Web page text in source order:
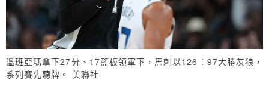
溫班亞瑪拿下27分、17籃板領軍下，馬刺以126：97大勝灰狼，
系列賽先聽牌。 美聯社